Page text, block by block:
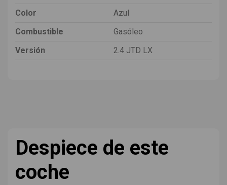
Color
Azul
Combustible
Gasóleo
Versión
2.4 JTD LX
Despiece de este
coche